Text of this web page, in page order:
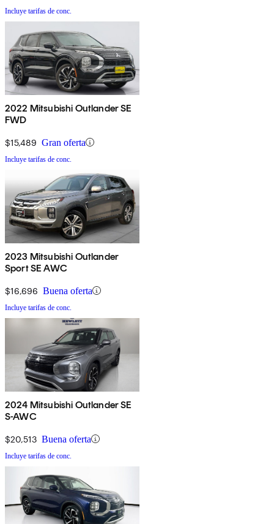
Incluye tarifas de conc.
2022 Mitsubishi Outlander SE
FWD
$15,489 Gran oferta
Incluye tarifas de conc.
2023 Mitsubishi Outlander
Sport SE AWC
$16,696 Buena oferta
Incluye tarifas de conc.
2024 Mitsubishi Outlander SE
S-AWC
$20,513 Buena oferta
Incluye tarifas de conc.